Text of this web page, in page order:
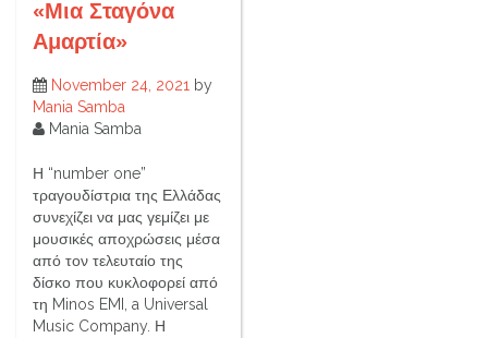
«Μια Σταγόνα
Αμαρτία»
November 24, 2021 by
Mania Samba
Mania Samba
Η “number one”
τραγουδίστρια της Ελλάδας
συνεχίζει να μας γεμίζει με
μουσικές αποχρώσεις μέσα
από τον τελευταίο της
δίσκο που κυκλοφορεί από
τη Minos EMI, a Universal
Music Company. Η